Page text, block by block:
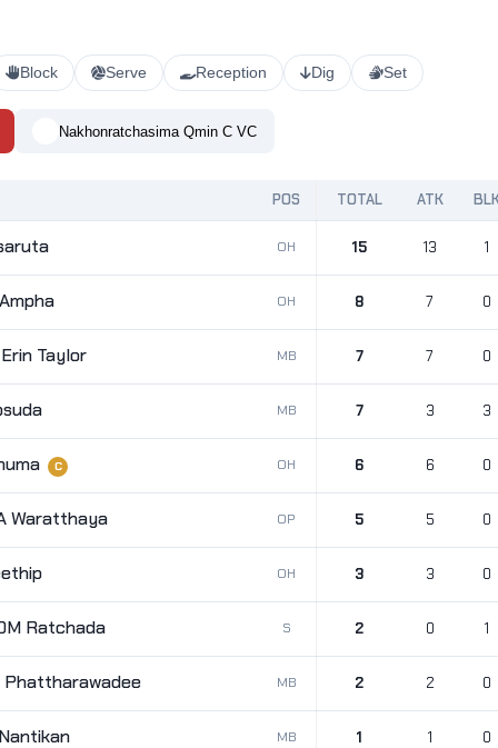
Block Serve Reception Dig Set
Nakhonratchasima Qmin C VC
POS TOTAL ATK
OH 15 13 1
OH 8 7 0
Taylor MB 7 7 0
MB 7 3 3
C OH 6 6 0
Waratthaya OP 5 5 0
OH 3 3 0
Ratchada S 2 0 1
Phattharawadee MB 2 2 0
MB 1 1 0